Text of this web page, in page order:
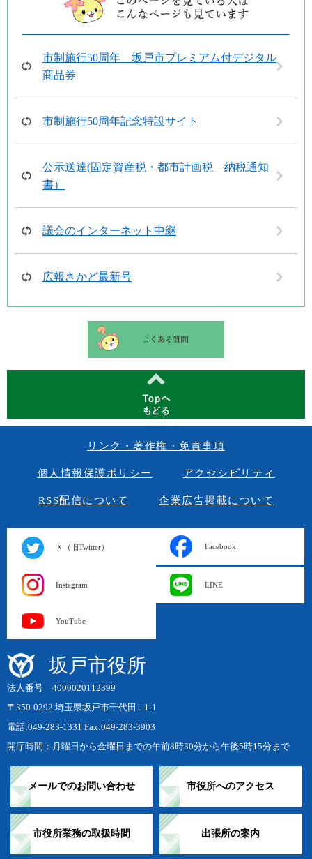
市制施行50周年 坂戸市プレミアム付デジタル
商品券
市制施行50周年記念特設サイト
公示送達(固定資産税・都市計画税 納税通知
書）
議会のインターネット中継
広報さかど最新号
リンク・著作権・免責事項
個人情報保護ポリシー アクセシビリティ
RSS配信について 企業広告掲載について
Ｘ（旧Twitter） Facebook
Instagram LINE
YouTube
坂戸市役所
法人番号 4000020112399
〒350-0292 埼玉県坂戸市千代田1-1-1
電話:049-283-1331 Fax:049-283-3903
開庁時間：月曜日から金曜日までの午前8時30分から午後5時15分まで
メールでのお問い合わせ 市役所へのアクセス
市役所業務の取扱時間 出張所の案内